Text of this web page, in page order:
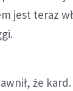
jest teraz
że